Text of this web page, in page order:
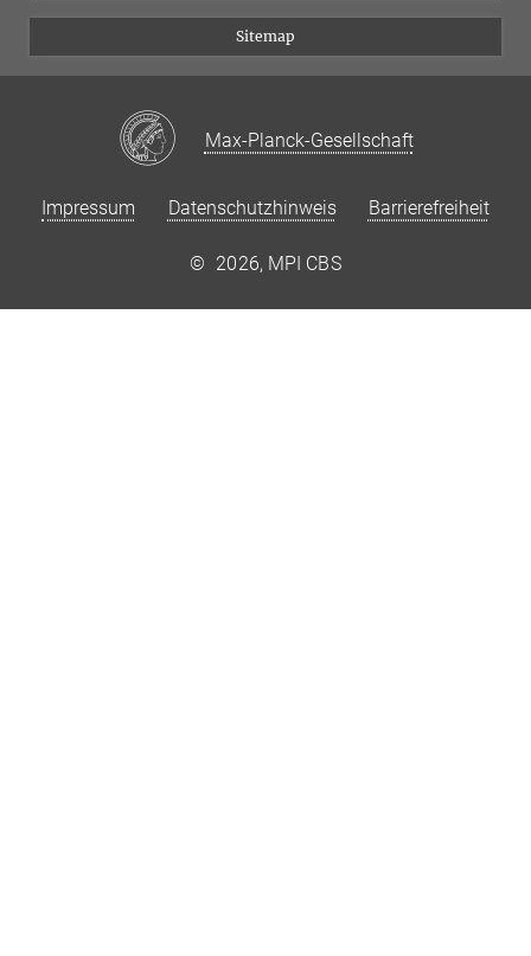
Sitemap
Max-Planck-Gesellschaft
Impressum Datenschutzhinweis Barrierefreiheit
© 2026, MPI CBS